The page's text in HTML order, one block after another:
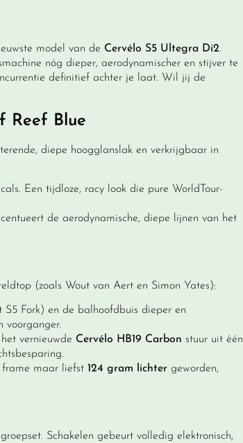
model van de Cervélo S5 Ultegra Di2.
nóg dieper, aerodynamischer en stijver te
definitief achter je laat. Wil jij de
Reef Blue
diepe hoogglanslak en verkrijgbaar in
Een tijdloze, racy look die pure WorldTour-
de aerodynamische, diepe lijnen van het
(zoals Wout van Aert en Simon Yates):
Fork) en de balhoofdbuis dieper en
voorganger.
vernieuwde Cervélo HB19 Carbon stuur uit één
frame maar liefst 124 gram lichter geworden,
groepset. Schakelen gebeurt volledig elektronisch,